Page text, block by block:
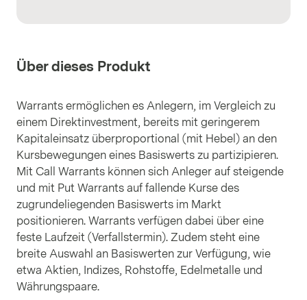
Über dieses Produkt
Warrants ermöglichen es Anlegern, im Vergleich zu
einem Direktinvestment, bereits mit geringerem
Kapitaleinsatz überproportional (mit Hebel) an den
Kursbewegungen eines Basiswerts zu partizipieren.
Mit Call Warrants können sich Anleger auf steigende
und mit Put Warrants auf fallende Kurse des
zugrundeliegenden Basiswerts im Markt
positionieren. Warrants verfügen dabei über eine
feste Laufzeit (Verfallstermin). Zudem steht eine
breite Auswahl an Basiswerten zur Verfügung, wie
etwa Aktien, Indizes, Rohstoffe, Edelmetalle und
Währungspaare.